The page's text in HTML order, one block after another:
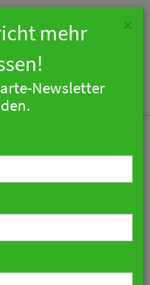
G7
×
mehr
Newsletter